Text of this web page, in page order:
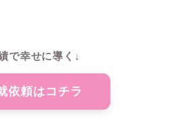
で幸せに導く↓
依頼はコチラ